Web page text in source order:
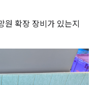
원 확장 장비가 있는지